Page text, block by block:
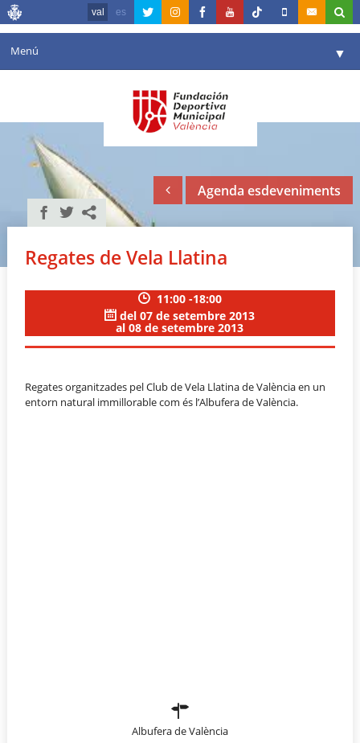
val es
Menú ▼
Agenda
Instal·lacions
Comunicació ▼
València en esport
Portal de Transparència
Agenda esdeveniments
Regates de Vela Llatina
11:00 -18:00
del 07 de setembre 2013
al 08 de setembre 2013
Regates organitzades pel Club de Vela Llatina de València en un
entorn natural immillorable com és l’Albufera de València.
Albufera de València